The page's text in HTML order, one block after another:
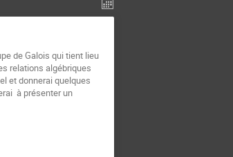
de Galois qui tient lieu
relations algébriques
et donnerai quelques
à présenter un